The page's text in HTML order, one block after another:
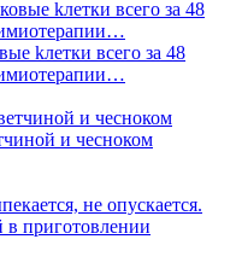
kлетки вcего за 48
и чесноком
не опускается.
приготовлении